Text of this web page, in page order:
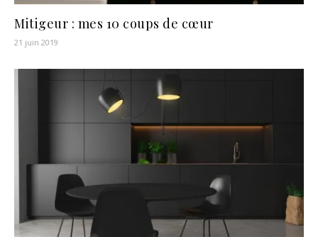
Mitigeur : mes 10 coups de cœur
21 juin 2019